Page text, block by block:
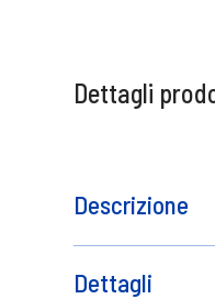
Dettagli
Descrizione
Contatto
Dettagli